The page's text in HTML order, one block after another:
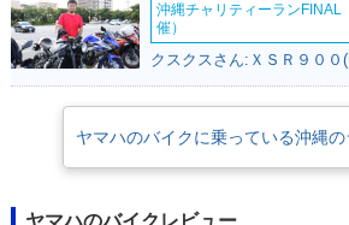
沖縄チャリティーランFINAL
催）
クスクスさん:ＸＳＲ９００
ヤマハのバイクに乗っている沖縄
ヤマハのバイクレビュー